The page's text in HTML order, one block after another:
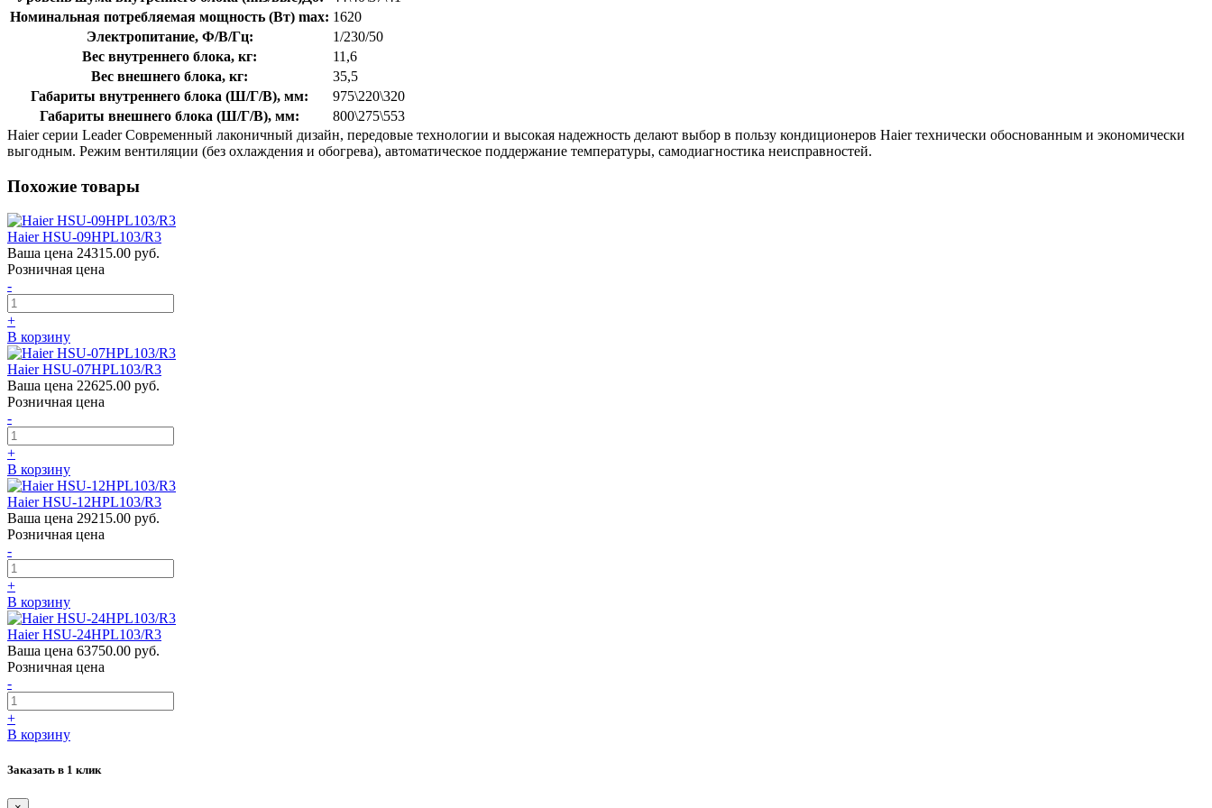
Номинальная потребляемая мощность (Вт) max: 1620
Электропитание, Ф/В/Гц:
1/230/50
Вес внутреннего блока, кг:
11,6
Вес внешнего блока, кг:
35,5
Габариты внутреннего блока (Ш/Г/В), мм:
975\220\320
Габариты внешнего блока (Ш/Г/В), мм:
800\275\553
Haier серии Leader Современный лаконичный дизайн, передовые технологии и высокая надежность делают выбор в пользу кондиционеров Haier технически обоснованным и экономически
выгодным. Режим вентиляции (без охлаждения и обогрева), автоматическое поддержание температуры, самодиагностика неисправностей.
Похожие товары
Haier HSU-09HPL103/R3
Ваша цена 24315.00 руб.
Розничная цена
-
+
В корзину
Haier HSU-07HPL103/R3
Ваша цена 22625.00 руб.
Розничная цена
-
+
В корзину
Haier HSU-12HPL103/R3
Ваша цена 29215.00 руб.
Розничная цена
-
+
В корзину
Haier HSU-24HPL103/R3
Ваша цена 63750.00 руб.
Розничная цена
-
+
В корзину
Заказать в 1 клик